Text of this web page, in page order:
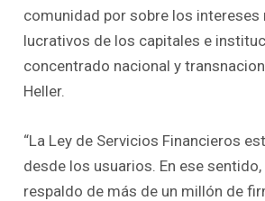
comunidad por sobre los intereses
lucrativos de los capitales e
concentrado nacional y
Heller.
“La Ley de Servicios Financieros
desde los usuarios. En ese
respaldo de más de un millón de